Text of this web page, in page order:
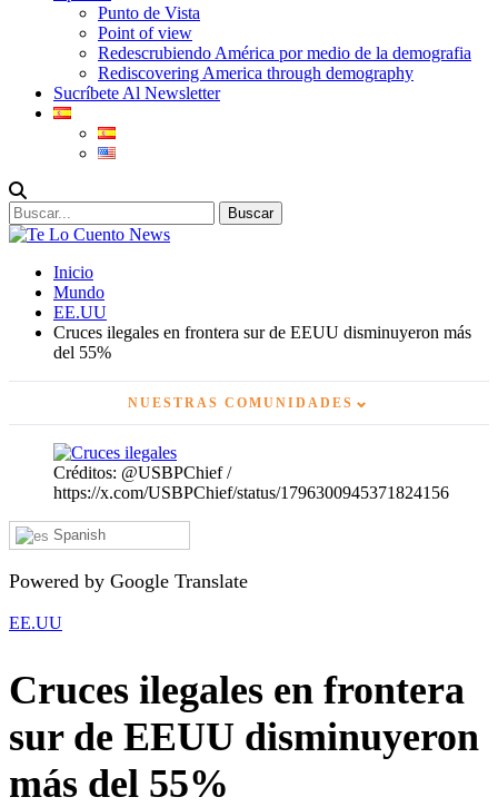
Punto de Vista
Point of view
Redescrubiendo América por medio de la demografia
Rediscovering America through demography
Sucríbete Al Newsletter
Inicio
Mundo
EE.UU
Cruces ilegales en frontera sur de EEUU disminuyeron más
del 55%
NUESTRAS COMUNIDADES ⌄
Créditos: @USBPChief /
https://x.com/USBPChief/status/1796300945371824156
Spanish
Powered by Google Translate
EE.UU
Cruces ilegales en frontera
sur de EEUU disminuyeron
más del 55%